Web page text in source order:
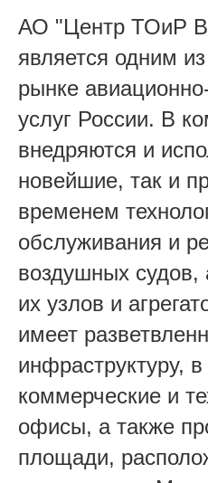
АО "Центр ТОиР
является одним
рынке
услуг России. В
внедряются и
новейшие, так и
временем
обслуживания и
воздушных судов,
их узлов и
имеет
инфраструктуру,
коммерческие и
офисы, а также
площади,